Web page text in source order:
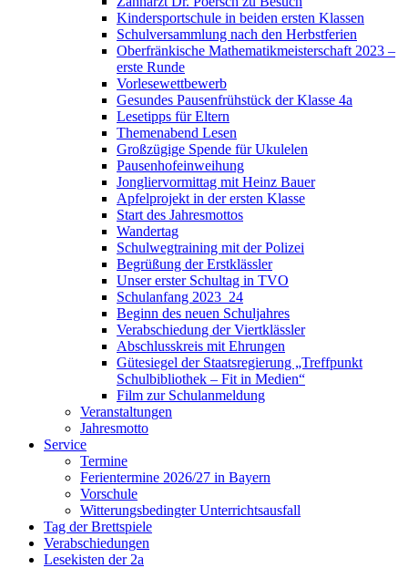
Kindersportschule in beiden ersten Klassen
Schulversammlung nach den Herbstferien
Oberfränkische Mathematikmeisterschaft 2023 –
erste Runde
Vorlesewettbewerb
Gesundes Pausenfrühstück der Klasse 4a
Lesetipps für Eltern
Themenabend Lesen
Großzügige Spende für Ukulelen
Pausenhofeinweihung
Jongliervormittag mit Heinz Bauer
Apfelprojekt in der ersten Klasse
Start des Jahresmottos
Wandertag
Schulwegtraining mit der Polizei
Begrüßung der Erstklässler
Unser erster Schultag in TVO
Schulanfang 2023_24
Beginn des neuen Schuljahres
Verabschiedung der Viertklässler
Abschlusskreis mit Ehrungen
Gütesiegel der Staatsregierung „Treffpunkt
Schulbibliothek – Fit in Medien“
Film zur Schulanmeldung
Veranstaltungen
Jahresmotto
Service
Termine
Ferientermine 2026/27 in Bayern
Vorschule
Witterungsbedingter Unterrichtsausfall
Tag der Brettspiele
Verabschiedungen
Lesekisten der 2a